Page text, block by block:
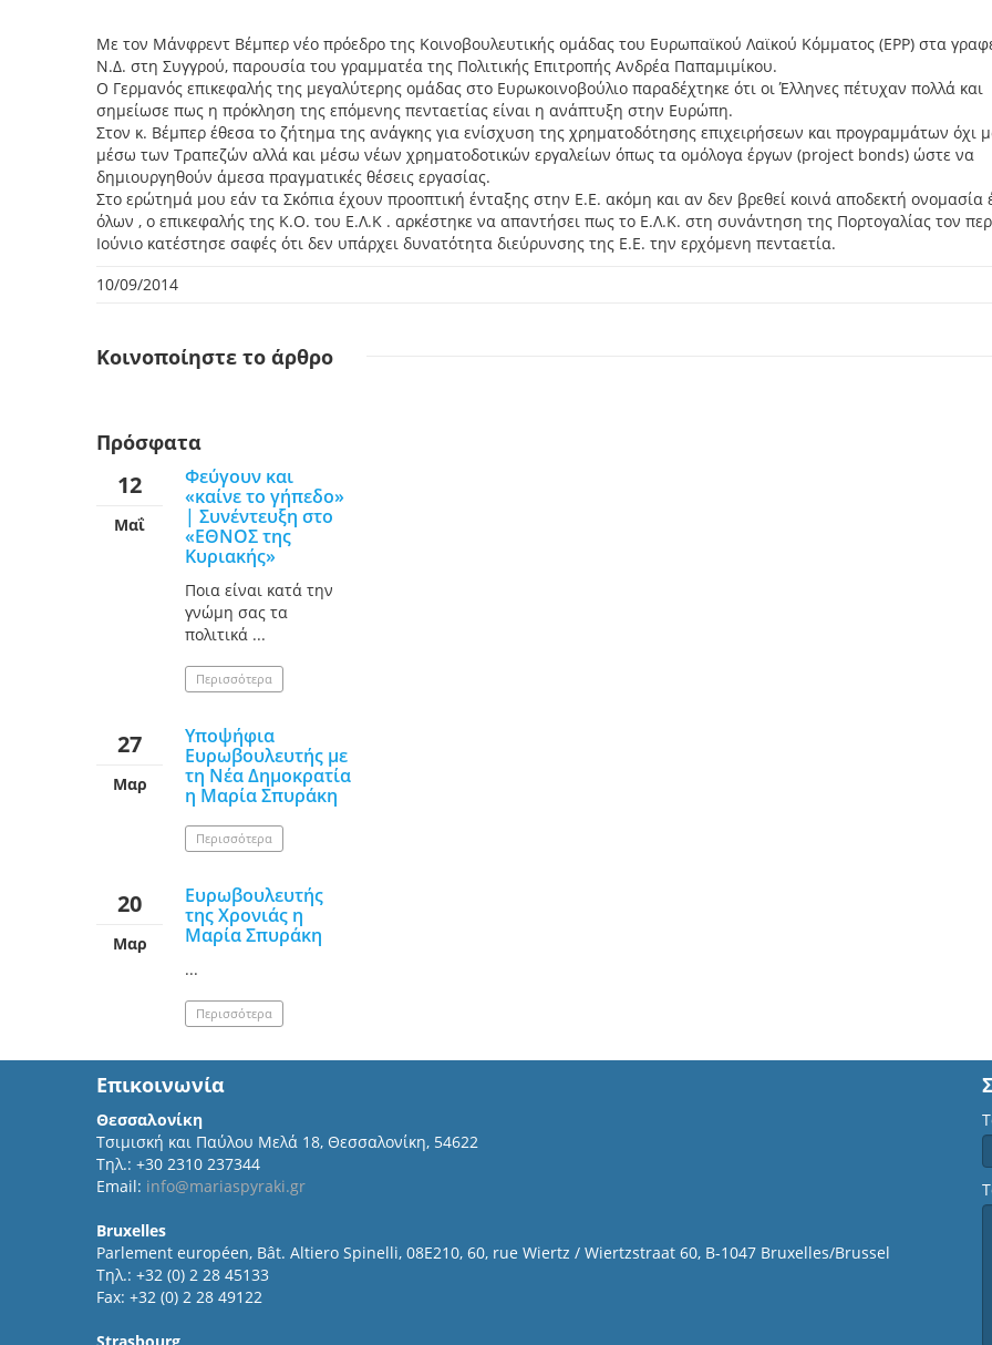
Με τον Μάνφρεντ Βέμπερ νέο πρόεδρο της Κοινοβουλευτικής ομάδας του Ευρωπαϊκού Λαϊκού Κόμματος (EPP) στα
Ν.Δ. στη Συγγρού, παρουσία του γραμματέα της Πολιτικής Επιτροπής Ανδρέα Παπαμιμίκου.
Ο Γερμανός επικεφαλής της μεγαλύτερης ομάδας στο Ευρωκοινοβούλιο παραδέχτηκε ότι οι Έλληνες πέτυχαν πολλά και
σημείωσε πως η πρόκληση της επόμενης πενταετίας είναι η ανάπτυξη στην Ευρώπη.
Στον κ. Βέμπερ έθεσα το ζήτημα της ανάγκης για ενίσχυση της χρηματοδότησης επιχειρήσεων και προγραμμάτων όχι
μέσω των Τραπεζών αλλά και μέσω νέων χρηματοδοτικών εργαλείων όπως τα ομόλογα έργων (project bonds) ώστε να
δημιουργηθούν άμεσα πραγματικές θέσεις εργασίας.
Στο ερώτημά μου εάν τα Σκόπια έχουν προοπτική ένταξης στην Ε.Ε. ακόμη και αν δεν βρεθεί κοινά αποδεκτή ονομασία
όλων , ο επικεφαλής της Κ.Ο. του Ε.Λ.Κ . αρκέστηκε να απαντήσει πως το Ε.Λ.Κ. στη συνάντηση της Πορτογαλίας τον
Ιούνιο κατέστησε σαφές ότι δεν υπάρχει δυνατότητα διεύρυνσης της Ε.Ε. την ερχόμενη πενταετία.
10/09/2014
Κοινοποίηστε το άρθρο
Πρόσφατα
12
Μαΐ
Φεύγουν και
«καίνε το γήπεδο»
| Συνέντευξη στο
«ΕΘΝΟΣ της
Κυριακής»
Ποια είναι κατά την
γνώμη σας τα
πολιτικά ...
Περισσότερα
27
Μαρ
Υποψήφια
Ευρωβουλευτής με
τη Νέα Δημοκρατία
η Μαρία Σπυράκη
Περισσότερα
20
Μαρ
Ευρωβουλευτής
της Χρονιάς η
Μαρία Σπυράκη
...
Περισσότερα
Επικοινωνία
Θεσσαλονίκη
Τσιμισκή και Παύλου Μελά 18, Θεσσαλονίκη, 54622
Τηλ.: +30 2310 237344
Email: info@mariaspyraki.gr
Bruxelles
Parlement européen, Bât. Altiero Spinelli, 08E210, 60, rue Wiertz / Wiertzstraat 60, B-1047 Bruxelles/Brussel
Τηλ.: +32 (0) 2 28 45133
Fax: +32 (0) 2 28 49122